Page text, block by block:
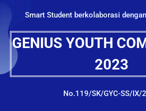
Smart Student berkolaborasi
GENIUS YOUTH
2023
No.119/SK/GYC-SS/IX/